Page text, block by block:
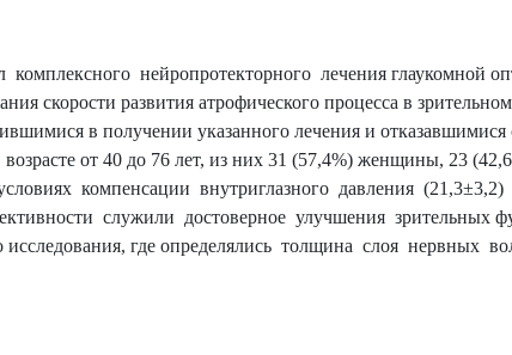
нейропротекторного лечения глаукомной
скорости развития атрофического процесса в
в получении указанного лечения и
от 40 до 76 лет, из них 31 (57,4%) женщины, 23
компенсации внутриглазного давления
служили достоверное улучшения зрительных
где определялись толщина слоя нервных